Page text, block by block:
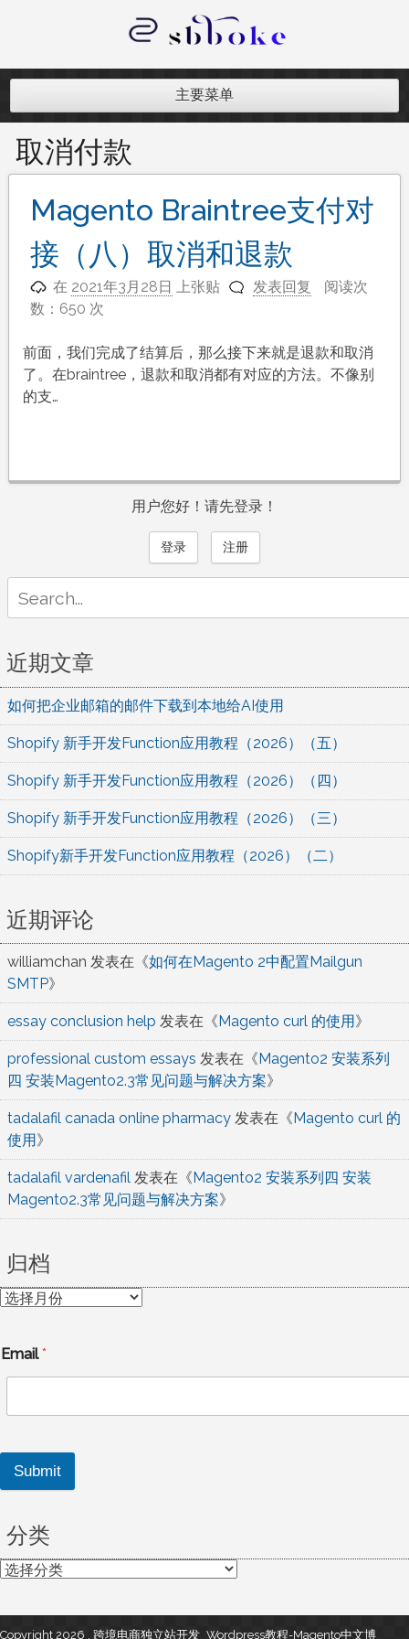
内
记录跨境电商独立站开发遇到的点点
主要菜单
取消付款
Magento Braintree支付对
接（八）取消和退款
在 2021年3月28日 上张贴 发表回复
阅读次
数：650 次
前面，我们完成了结算后，那么接下来就是退款和取消
了。在braintree，退款和取消都有对应的方法。不像别
的支…
用户您好！请先登录！
登录 注册
for:
近期文章
如何把企业邮箱的邮件下载到本地给AI使用
Shopify 新手开发Function应用教程（2026）（五）
Shopify 新手开发Function应用教程（2026）（四）
Shopify 新手开发Function应用教程（2026）（三）
Shopify新手开发Function应用教程（2026）（二）
近期评论
williamchan 发表在《如何在Magento 2中配置Mailgun
SMTP》
essay conclusion help 发表在《Magento curl 的使用》
professional custom essays 发表在《Magento2 安装系列
四 安装Magento2.3常见问题与解决方案》
tadalafil canada online pharmacy 发表在《Magento curl 的
使用》
tadalafil vardenafil 发表在《Magento2 安装系列四 安装
Magento2.3常见问题与解决方案》
归档
归
Email*
Submit
分类
分
Copyright 2026 , 跨境电商独立站开发_Wordpress教程-Magento中文博